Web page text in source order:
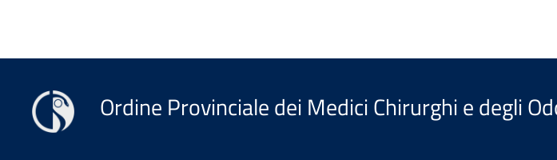
Ordine Provinciale dei Medici Chirurghi e degli